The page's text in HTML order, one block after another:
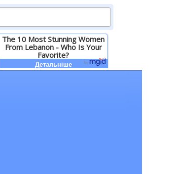
The 10 Most Stunning Women
From Lebanon - Who Is Your
Favorite?
Детальніше